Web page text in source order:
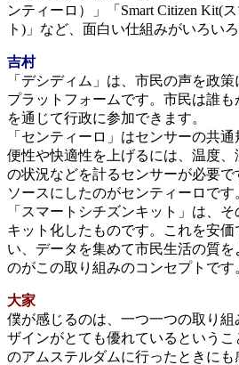
ンティーロ）」「Smart Citizen Kit(
ト)」など、面白い仕組みがいろい
吉村
「デシディム」は、市民の声を政
プラットフォームです。市民は誰
を通じて行政に参加できます。
「センティーロ」はセンサーの共
便性や快適性を上げるには、温度
の状況などを計るセンサーが必要
ソースにしたのがセンティーロです
「スマートシチズンキット」は、
キット化したものです。これを安
い、データを集めて市民生活の質を
のがこの取り組みのコンセプトです
大家
僕が感じるのは、一つ一つの取り
ザインがとても優れているという
のアムステルダムに行ったときにも